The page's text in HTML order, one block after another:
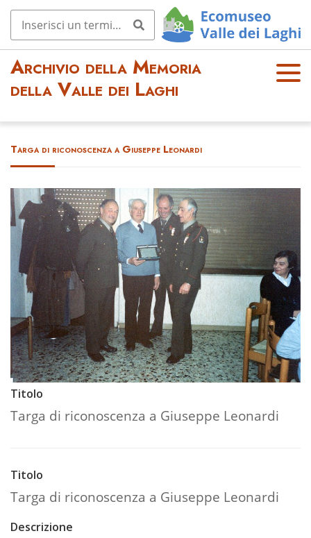
Archivio della Memoria
della Valle dei Laghi
OPE
Targa di riconoscenza a Giuseppe Leonardi
Titolo
Targa di riconoscenza a Giuseppe Leonardi
Titolo
Targa di riconoscenza a Giuseppe Leonardi
Descrizione